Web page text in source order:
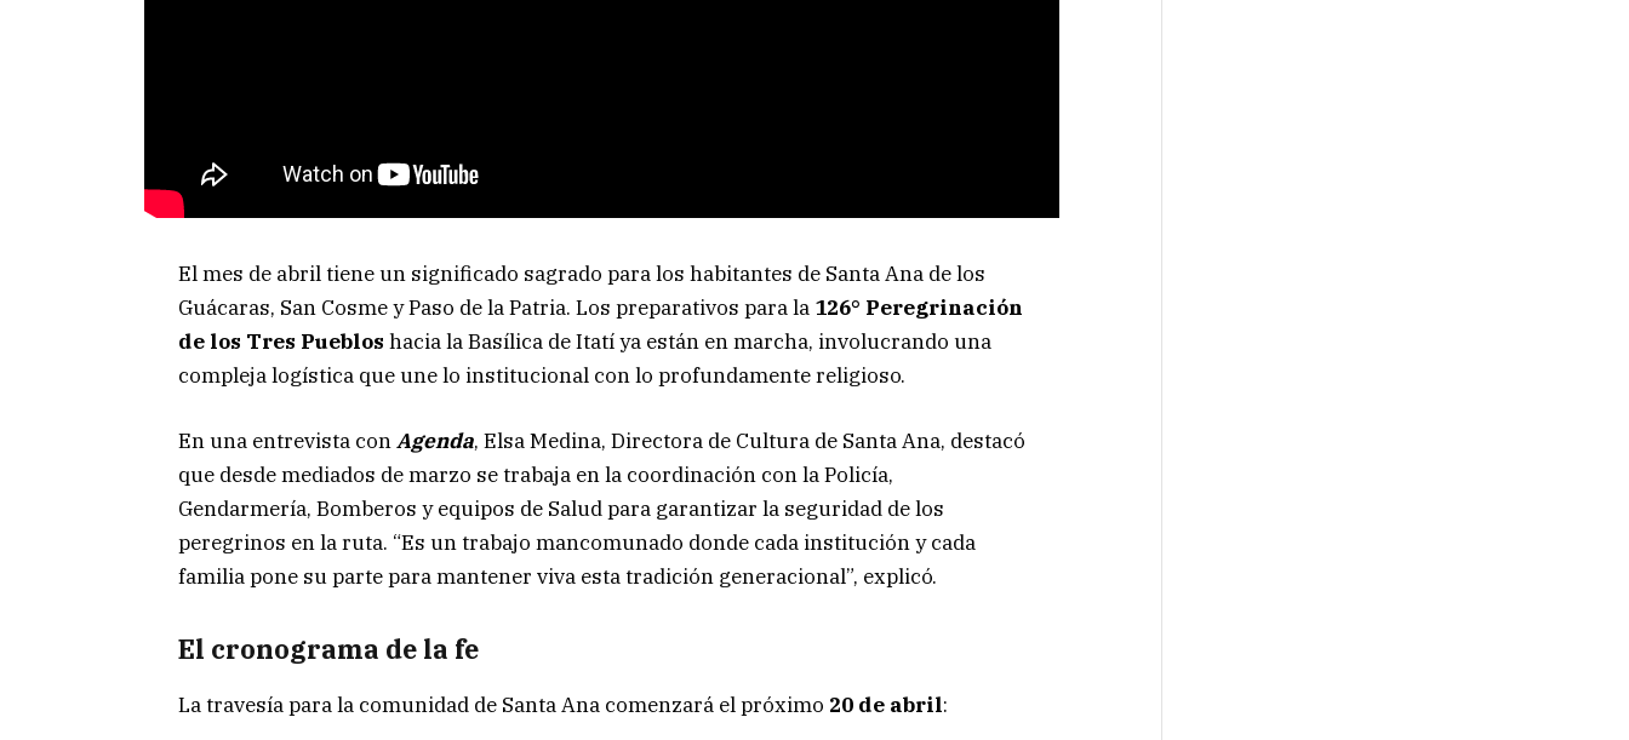
El mes de abril tiene un significado sagrado para los habitantes de Santa Ana de los
Guácaras, San Cosme y Paso de la Patria. Los preparativos para la 126° Peregrinación
de los Tres Pueblos hacia la Basílica de Itatí ya están en marcha, involucrando una
compleja logística que une lo institucional con lo profundamente religioso.
En una entrevista conAgenda, Elsa Medina, Directora de Cultura de Santa Ana, destacó
que desde mediados de marzo se trabaja en la coordinación con la Policía,
Gendarmería, Bomberos y equipos de Salud para garantizar la seguridad de los
peregrinos en la ruta. “Es un trabajo mancomunado donde cada institución y cada
familia pone su parte para mantener viva esta tradición generacional”, explicó.
El cronograma de la fe
La travesía para la comunidad de Santa Ana comenzará el próximo 20 de abril: